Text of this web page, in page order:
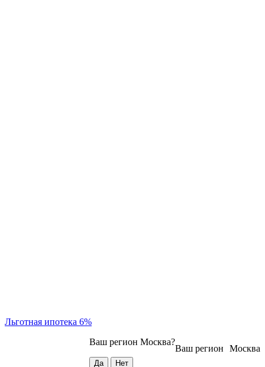
Льготная ипотека 6%
Москва
Ваш регион
Ваш регион Москва?